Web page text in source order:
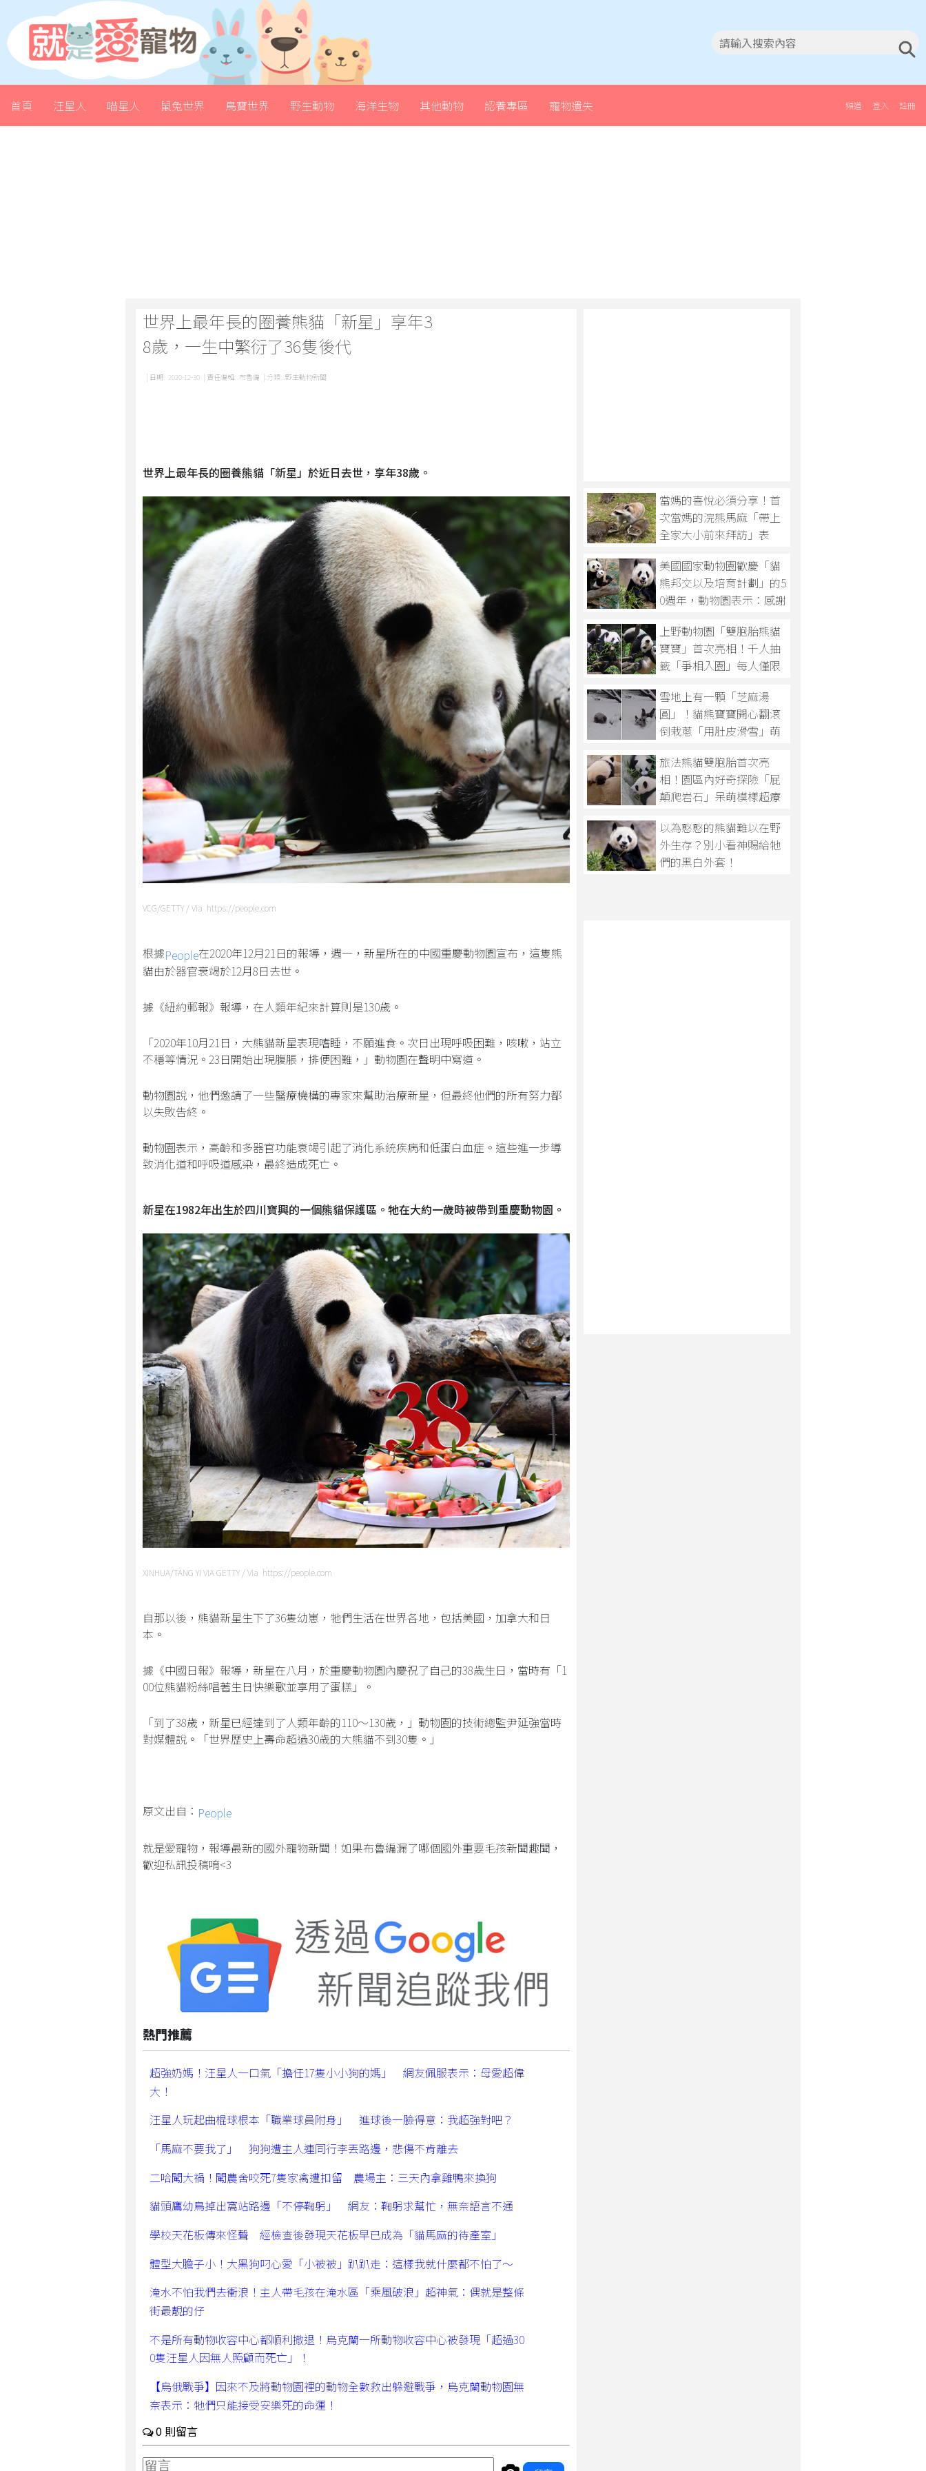
首頁 汪星人 喵星人 鼠兔世界 鳥寶世界 野生動物 海洋生物 其他動物 認養專區 寵物遺失 註冊
登入
頻道
世界上最年長的圈養熊貓「新星」享年3
8歲，一生中繁衍了36隻後代
| 日期: 2020-12-30 | 責任編輯: 布魯編 | 分類: 野生動物新聞
世界上最年長的圈養熊貓「新星」於近日去世，享年38歲。
VCG/GETTY / Via https://people.com
根據People在2020年12月21日的報導，週一，新星所在的中國重慶動物園宣布，這隻熊
貓由於器官衰竭於12月8日去世。
據《紐約郵報》報導，在人類年紀來計算則是130歲。
「2020年10月21日，大熊貓新星表現嗜睡，不願進食。次日出現呼吸困難，咳嗽，站立
不穩等情況。23日開始出現腹脹，排便困難，」動物園在聲明中寫道。
動物園說，他們邀請了一些醫療機構的專家來幫助治療新星，但最終他們的所有努力都
以失敗告終。
動物園表示，高齡和多器官功能衰竭引起了消化系統疾病和低蛋白血症。這些進一步導
致消化道和呼吸道感染，最終造成死亡。
新星在1982年出生於四川寶興的一個熊貓保護區。牠在大約一歲時被帶到重慶動物園。
XINHUA/TANG YI VIA GETTY / Via https://people.com
自那以後，熊貓新星生下了36隻幼崽，牠們生活在世界各地，包括美國，加拿大和日
本。
據《中國日報》報導，新星在八月，於重慶動物園內慶祝了自己的38歲生日，當時有「1
00位熊貓粉絲唱著生日快樂歌並享用了蛋糕」。
「到了38歲，新星已經達到了人類年齡的110～130歲，」動物園的技術總監尹延強當時
對媒體說。「世界歷史上壽命超過30歲的大熊貓不到30隻。」
原文出自： People
就是愛寵物，報導最新的國外寵物新聞！如果布魯編漏了哪個國外重要毛孩新聞趣聞，
歡迎私訊投稿唷<3
熱門推薦
超強奶媽！汪星人一口氣「擔任17隻小小狗的媽」 網友佩服表示：母愛超偉
大！
汪星人玩起曲棍球根本「職業球員附身」 進球後一臉得意：我超強對吧？
「馬麻不要我了」 狗狗遭主人連同行李丟路邊，悲傷不肯離去
二哈闖大禍！闖農舍咬死7隻家禽遭扣留 農場主：三天內拿雞鴨來換狗
貓頭鷹幼鳥掉出窩站路邊「不停鞠躬」 網友：鞠躬求幫忙，無奈語言不通
學校天花板傳來怪聲 經檢查後發現天花板早已成為「貓馬麻的待產室」
體型大膽子小！大黑狗叼心愛「小被被」趴趴走：這樣我就什麼都不怕了～
淹水不怕我們去衝浪！主人帶毛孩在淹水區「乘風破浪」超神氣：偶就是整條
街最靚的仔
不是所有動物收容中心都順利撤退！烏克蘭一所動物收容中心被發現「超過30
0隻汪星人因無人照顧而死亡」！
【烏俄戰爭】因來不及將動物園裡的動物全數救出躲避戰爭，烏克蘭動物園無
奈表示：牠們只能接受安樂死的命運！
當媽的喜悅必須分享！首
次當媽的浣熊馬麻「帶上
全家大小前來拜訪」表
美國國家動物園歡慶「貓
熊邦交以及培育計劃」的5
0週年，動物園表示：感謝
貓熊提出「瀕危物種名
單」！
上野動物園「雙胞胎熊貓
寶寶」首次亮相！千人抽
籤「爭相入園」每人僅限
雪地上有一顆「芝麻湯
圓」！貓熊寶寶開心翻滾
倒栽蔥「用肚皮滑雪」萌
旅法熊貓雙胞胎首次亮
相！園區內好奇探險「屁
顛爬岩石」呆萌模樣超療
以為憨憨的熊貓難以在野
外生存？別小看神賜給牠
們的黑白外套！